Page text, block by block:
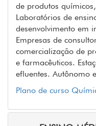
de produtos
Laboratórios de
desenvolvimento em
Empresas de
comercialização de
e farmacêuticos.
efluentes. Autônomo
Plano de curso